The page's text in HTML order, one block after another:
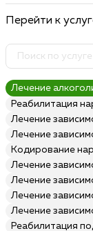
Перейти к
Лечение
Реабилитация
Лечение
Лечение
Кодирование
Лечение
Лечение
Лечение
Лечение
Реабилитация